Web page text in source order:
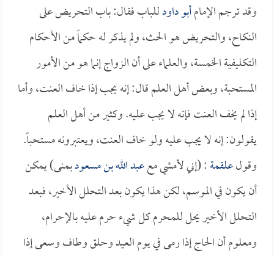
وقد ترجم الإمامأبو داودللباب فقال: باب التحريض على
النكاح، والتحريض هو الحث، ولم يذكر له حكماً من الأحكام
التكليفية الخمسة، والعلماء على أن الزواج إنما هو من الأمور
المستحبة، وبعض أهل العلم قال: إنه يجب إذا خاف العنت، وأما
إذا لم يخف العنت فإنه لا يجب عليه. وكثير من أهل العلم
يقولون: إنه لا يجب عليه ولو خاف العنت، ويعتبرونه مستحباً.
وقولعلقمة: (إني لأمشي مععبد الله بن مسعودبمنى) يمكن
أن يكون في الموسم، لكن هذا يكون بعد التحلل الأخير، فبعد
التحلل الأخير يحل للمحرم كل شيء حرم عليه بالإحرام،
ومعلوم أن الحاج إذا رمى في يوم العيد وحلق وطاف وسعى إذا